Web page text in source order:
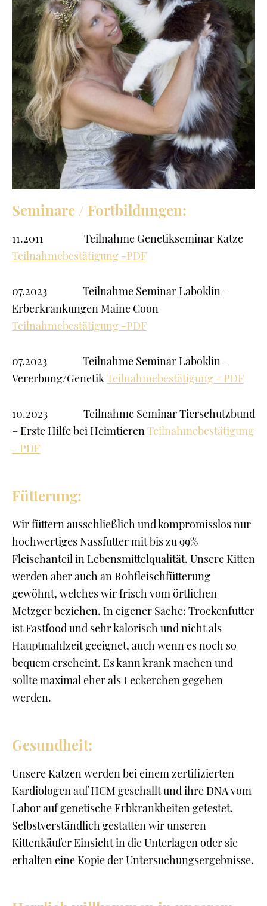
Seminare / Fortbildungen:
11.2011 Teilnahme Genetikseminar Katze
Teilnahmebestätigung -PDF
07.2023 Teilnahme Seminar Laboklin –
Erberkrankungen Maine Coon
Teilnahmebestätigung -PDF
07.2023 Teilnahme Seminar Laboklin –
Vererbung/GenetikTeilnahmebestätigung - PDF
10.2023 Teilnahme Seminar Tierschutzbund
– Erste Hilfe bei HeimtierenTeilnahmebestätigung
- PDF
Fütterung:
Wir füttern ausschließlich und kompromisslos nur
hochwertiges Nassfutter mit bis zu 99%
Fleischanteil in Lebensmittelqualität. Unsere Kitten
werden aber auch an Rohfleischfütterung
gewöhnt, welches wir frisch vom örtlichen
Metzger beziehen. In eigener Sache: Trockenfutter
ist Fastfood und sehr kalorisch und nicht als
Hauptmahlzeit geeignet, auch wenn es noch so
bequem erscheint. Es kann krank machen und
sollte maximal eher als Leckerchen gegeben
werden.
Gesundheit:
Unsere Katzen werden bei einem zertifizierten
Kardiologen auf HCM geschallt und ihre DNA vom
Labor auf genetische Erbkrankheiten getestet.
Selbstverständlich gestatten wir unseren
Kittenkäufer Einsicht in die Unterlagen oder sie
erhalten eine Kopie der Untersuchungsergebnisse.